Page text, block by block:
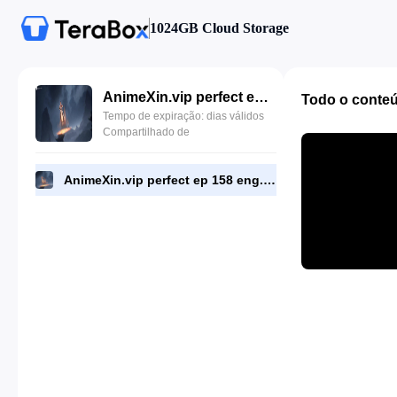
1024GB Cloud Storage
AnimeXin.vip perfect ep 158 eng.mp4
Tempo de expiração: dias válidos
Compartilhado de
AnimeXin.vip perfect ep 158 eng.mp4
Todo o